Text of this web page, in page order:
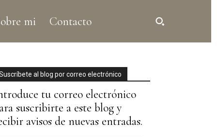
mi Contacto
al blog por correo electrónico
tu correo electrónico
suscribirte a este blog y
avisos de nuevas entradas.